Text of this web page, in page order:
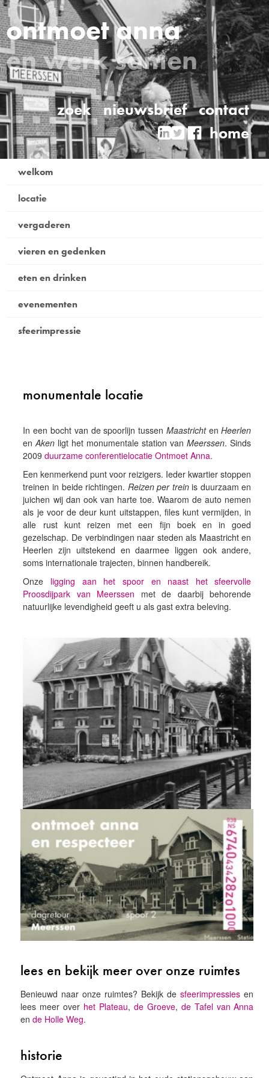
ontmoet anna
en werk samen
contact
nieuwsbrief
zoek
home

welkom
locatie
vergaderen
vieren en gedenken
eten en drinken
evenementen
sfeerimpressie
monumentale locatie
In een bocht van de spoorlijn tussen MaastrichtenHeerlen
enAken ligt het monumentale station vanMeerssen. Sinds
2009duurzame conferentielocatie Ontmoet Anna.
Een kenmerkend punt voor reizigers. Ieder kwartier stoppen
treinen in beide richtingen. Reizen per treinis duurzaam en
juichen wij dan ook van harte toe. Waarom de auto nemen
als je voor de deur kunt uitstappen, files kunt vermijden, in
alle rust kunt reizen met een fijn boek en in goed
gezelschap. De verbindingen naar steden als Maastricht en
Heerlen zijn uitstekend en daarmee liggen ook andere,
soms internationale trajecten, binnen handbereik.
Onze ligging aan het spoor en naast het sfeervolle
Proosdijpark van Meerssen met de daarbij behorende
natuurlijke levendigheid geeft u als gast extra beleving.
lees en bekijk meer over onze ruimtes
Benieuwd naar onze ruimtes? Bekijk desfeerimpressies en
lees meer over het Plateau, de Groeve, de Tafel van Anna
ende Holle Weg.
historie